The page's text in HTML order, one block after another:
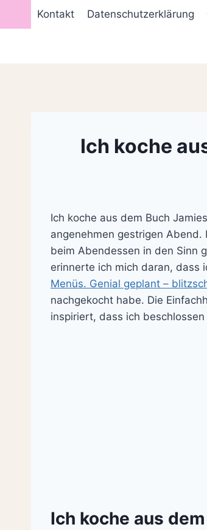
Kontakt Datenschutzerklärung
Ich koche
Ich koche aus dem Buch
angenehmen gestrigen
beim Abendessen in den Sinn
erinnerte ich mich daran, dass
Menüs. Genial geplant –
nachgekocht habe. Die
inspiriert, dass ich
Ich koche aus